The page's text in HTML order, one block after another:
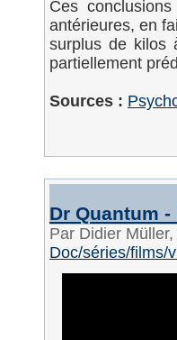
Ces
antérieures, en
surplus de kilos
partiellement
Sources :
Dr Quantum
Par Didier
Doc/séries/films/